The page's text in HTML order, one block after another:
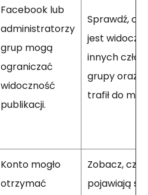
Facebook lub
administratorzy
grup mogą
ograniczać
widoczność
publikacji.
Sprawdź,
jest
innych
grupy oraz
trafił do
Konto mogło
otrzymać
Zobacz, czy
pojawiają się